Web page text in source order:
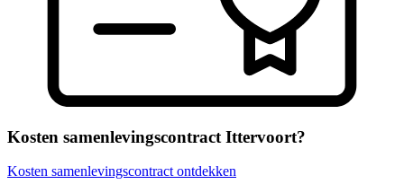
Kosten samenlevingscontract Ittervoort?
Kosten samenlevingscontract ontdekken